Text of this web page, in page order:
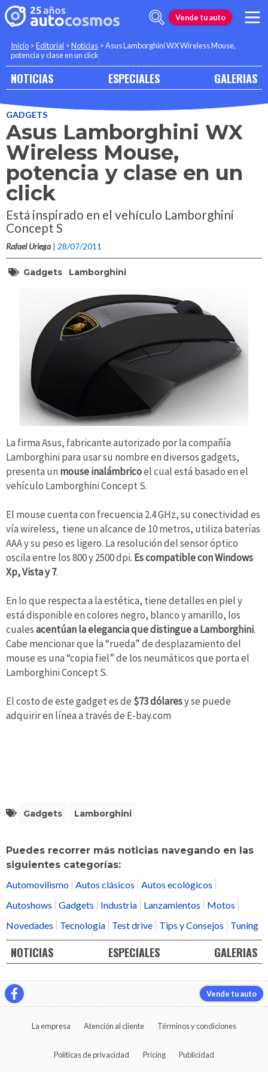
Vende tu auto
Inicio >Editorial >Noticias >Asus Lamborghini WX Wireless Mouse,
potencia y clase en un click
NOTICIAS ESPECIALES GALERIAS
GADGETS
Asus Lamborghini WX
Wireless Mouse,
potencia y clase en un
click
Está inspirado en el vehículo Lamborghini
Concept S
Rafael Uriega | 28/07/2011
Gadgets Lamborghini
La firma Asus, fabricante autorizado por la compañía
Lamborghini para usar su nombre en diversos gadgets,
presenta un mouse inalámbricoel cual está basado en el
vehículo Lamborghini Concept S.
El mouse cuenta con frecuencia 2.4 GHz, su conectividad es
vía wireless, tiene un alcance de 10 metros, utiliza baterías
AAA y su peso es ligero. La resolución del sensor óptico
oscila entre los 800 y 2500 dpi. Es compatible con Windows
Xp, Vista y 7.
En lo que respecta a la estética, tiene detalles en piel y
está disponible en colores negro, blanco y amarillo, los
cualesacentúan la elegancia que distingue a Lamborghini.
Cabe mencionar que la “rueda” de desplazamiento del
mouse es una “copia fiel” de los neumáticos que porta el
Lamborghini Concept S.
El costo de este gadget es de $73 dólaresy se puede
adquirir en línea a través de E-bay.com
Gadgets Lamborghini
Puedes recorrer más noticias navegando en las
siguientes categorías:
Automovilismo Autos clásicos
Autos ecológicos
Autoshows
Gadgets Industria Lanzamientos
Motos
Novedades
Tecnología Test drive Tips y Consejos Tuning
NOTICIAS ESPECIALES GALERIAS
Vende tu auto
La empresa Atención al cliente Términos y condiciones
Políticas de privacidad Pricing Publicidad